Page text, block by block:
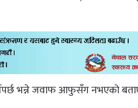
भन्ने जवाफ आफुसँग नभएको